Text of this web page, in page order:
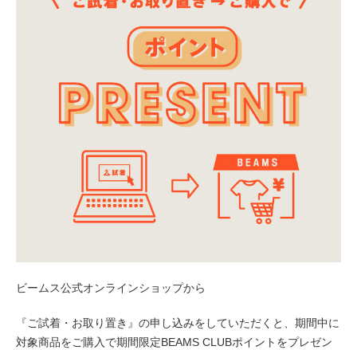
ビームス公式オンラインショップから
『ご試着・お取り置き』の申し込みをしていただくと、期間中に
対象商品をご購入で期間限定BEAMS CLUBポイントをプレゼン